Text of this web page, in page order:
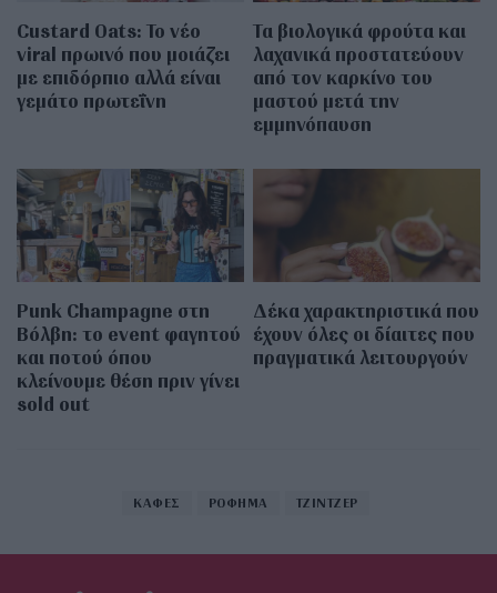
Custard Oats: Το νέο
viral πρωινό που μοιάζει
με επιδόρπιο αλλά είναι
γεμάτο πρωτεΐνη
Τα βιολογικά φρούτα και
λαχανικά προστατεύουν
από τον καρκίνο του
μαστού μετά την
εμμηνόπαυση
Punk Champagne στη
Βόλβη: το event φαγητού
και ποτού όπου
κλείνουμε θέση πριν γίνει
sold out
Δέκα χαρακτηριστικά που
έχουν όλες οι δίαιτες που
πραγματικά λειτουργούν
ΚΑΦΕΣ ΡΟΦΗΜΑ ΤΖΙΝΤΖΕΡ